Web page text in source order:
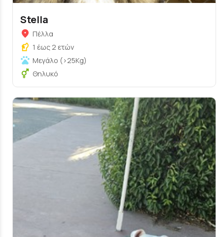
Stella
Πέλλα
1 έως 2 ετών
Μεγάλο (>25Kg)
Θηλυκό